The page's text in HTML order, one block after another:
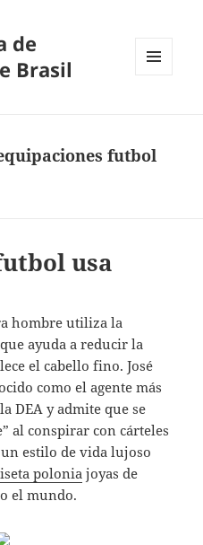
de
Brasil
futbol
usa
hombre utiliza la
ayuda a reducir la
el cabello fino. José
como el agente más
DEA y admite que se
al conspirar con cárteles
estilo de vida lujoso
polonia joyas de
el mundo.